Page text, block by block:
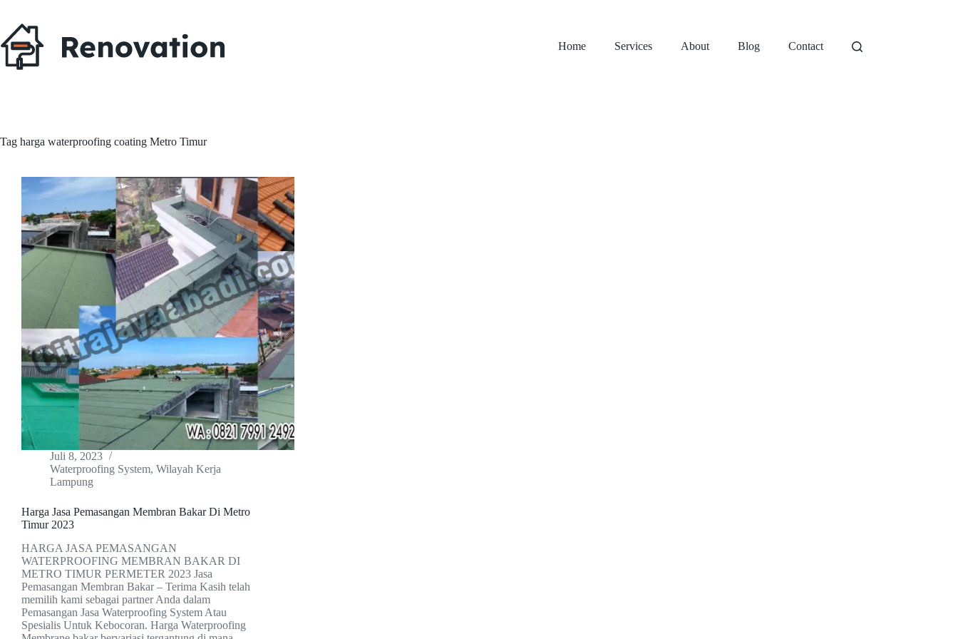
content
Home
Services About Blog Contact
Tag harga waterproofing coating Metro Timur
Juli 8, 2023
Waterproofing System, Wilayah Kerja
Lampung
Harga Jasa Pemasangan Membran Bakar Di Metro
Timur 2023
HARGA JASA PEMASANGAN
WATERPROOFING MEMBRAN BAKAR DI
METRO TIMUR PERMETER 2023 Jasa
Pemasangan Membran Bakar – Terima Kasih telah
memilih kami sebagai partner Anda dalam
Pemasangan Jasa Waterproofing System Atau
Spesialis Untuk Kebocoran. Harga Waterproofing